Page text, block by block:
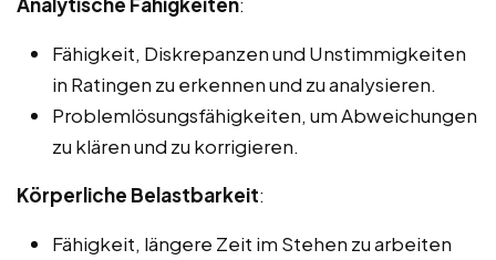
Fähigkeit, Diskrepanzen und Unstimmigkeiten
in Ratingen zu erkennen und zu analysieren.
Problemlösungsfähigkeiten, um Abweichungen
zu klären und zu korrigieren.
Körperliche Belastbarkeit:
Fähigkeit, längere Zeit im Stehen zu arbeiten